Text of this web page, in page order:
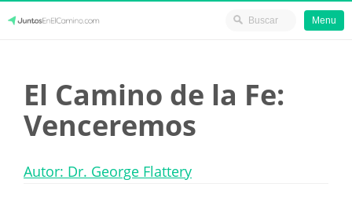
content
Menu
El Camino de la Fe:
Venceremos
Autor: Dr. George Flattery